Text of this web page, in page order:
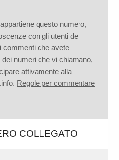
questo numero,
con gli utenti del
commenti che avete
numeri che vi chiamano,
attivamente alla
Regole per commentare
COLLEGATO